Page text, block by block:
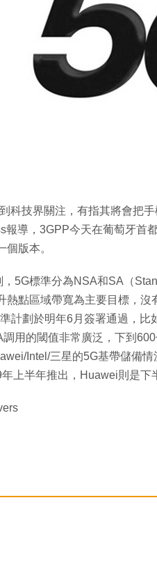
科技界關注，有指其將會把
報導，3GPP今天在葡萄牙首
個版本。
，5G標準分為NSA和SA（
熱點區域帶寬為主要目標，
計劃於明年6月簽署通過，
用的閾值非常廣泛，下到
Intel/三星的5G基帶儲備
上半年推出，Huawei則是下